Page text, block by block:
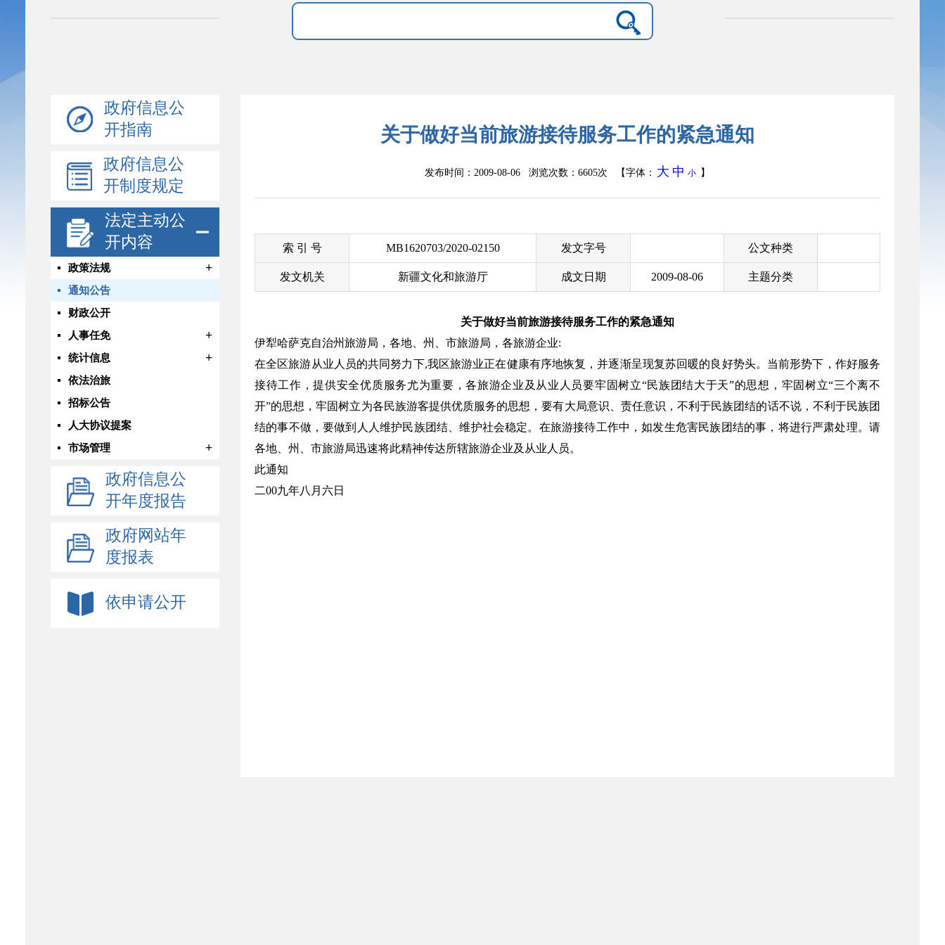
政府信息公
开指南
政府信息公
开制度规定
法定主动公
开内容
政策法规 +
通知公告
财政公开
人事任免
+
统计信息 +
依法治旅
招标公告
人大协议提案
市场管理
+
政府信息公
开年度报告
政府网站年
度报表
依申请公开
关于做好当前旅游接待服务工作的紧急通知
发布时间：2009-08-06 浏览次数： 6605次 【字体： 大 中 小 】
索 引 号 MB1620703/2020-02150 发文字号 公文种类
发文机关 新疆文化和旅游厅 成文日期 2009-08-06 主题分类
关于做好当前旅游接待服务工作的紧急通知
伊犁哈萨克自治州旅游局，各地、州、市旅游局，各旅游企业:
在全区旅游从业人员的共同努力下,我区旅游业正在健康有序地恢复，并逐渐呈现复苏回暖的良好势头。当前形势下，作好服务
接待工作，提供安全优质服务尤为重要，各旅游企业及从业人员要牢固树立“民族团结大于天”的思想，牢固树立“三个离不
开”的思想，牢固树立为各民族游客提供优质服务的思想，要有大局意识、责任意识，不利于民族团结的话不说，不利于民族团
结的事不做，要做到人人维护民族团结、维护社会稳定。在旅游接待工作中，如发生危害民族团结的事，将进行严肃处理。请
各地、州、市旅游局迅速将此精神传达所辖旅游企业及从业人员。
此通知
二00九年八月六日